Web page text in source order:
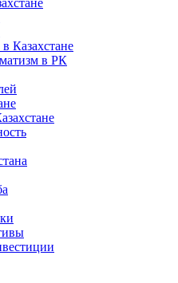
Казахстане
в РК